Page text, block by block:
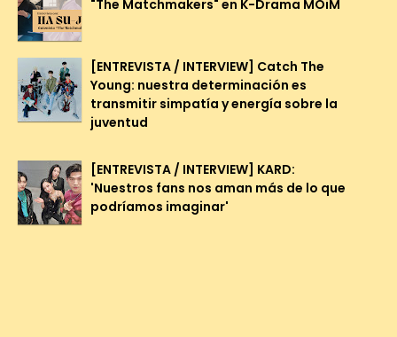
"The Matchmakers" en K-Drama MOiM
[ENTREVISTA / INTERVIEW] Catch The
Young: nuestra determinación es
transmitir simpatía y energía sobre la
juventud
[ENTREVISTA / INTERVIEW] KARD:
'Nuestros fans nos aman más de lo que
podríamos imaginar'